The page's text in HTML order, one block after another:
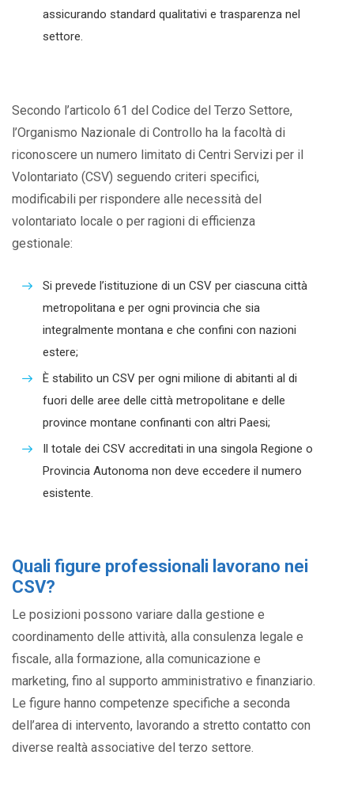
assicurando standard qualitativi e trasparenza nel
settore.
Secondo l’articolo 61 del Codice del Terzo Settore,
l’Organismo Nazionale di Controllo ha la facoltà di
riconoscere un numero limitato di Centri Servizi per il
Volontariato (CSV) seguendo criteri specifici,
modificabili per rispondere alle necessità del
volontariato locale o per ragioni di efficienza
gestionale:
Si prevede l’istituzione di un CSV per ciascuna città
metropolitana e per ogni provincia che sia
integralmente montana e che confini con nazioni
estere;
È stabilito un CSV per ogni milione di abitanti al di
fuori delle aree delle città metropolitane e delle
province montane confinanti con altri Paesi;
Il totale dei CSV accreditati in una singola Regione o
Provincia Autonoma non deve eccedere il numero
esistente.
Quali figure professionali lavorano nei
CSV?
Le posizioni possono variare dalla gestione e
coordinamento delle attività, alla consulenza legale e
fiscale, alla formazione, alla comunicazione e
marketing, fino al supporto amministrativo e finanziario.
Le figure hanno competenze specifiche a seconda
dell’area di intervento, lavorando a stretto contatto con
diverse realtà associative del terzo settore.